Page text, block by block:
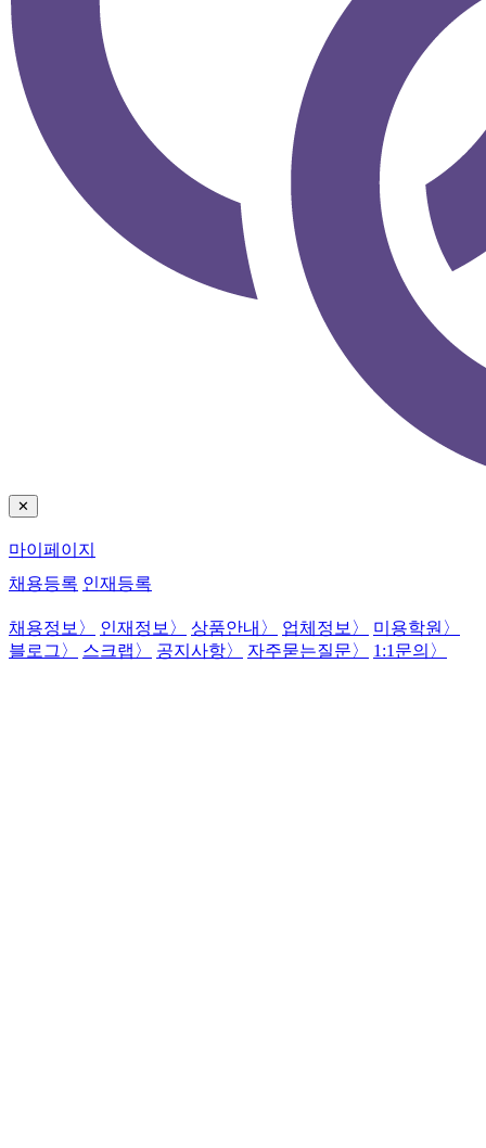
✕
마이페이지
채용등록 인재등록
채용정보 〉 인재정보 〉 상품안내 〉 업체정보 〉 미용학원 〉
블로그 〉 스크랩 〉 공지사항〉 자주묻는질문〉 1:1문의 〉